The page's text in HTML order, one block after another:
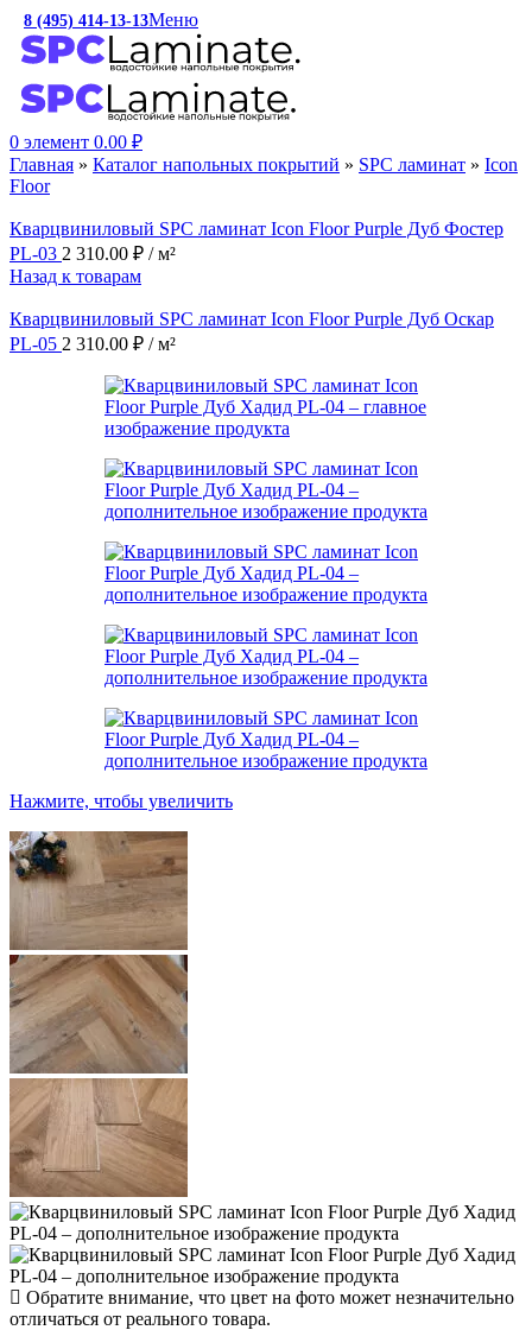
8 (495) 414-13-13Меню
0 элемент 0.00 ₽
Главная » Каталог напольных покрытий » SPC ламинат » Icon
Floor
Кварцвиниловый SPC ламинат Icon Floor Purple Дуб Фостер
PL-03 2 310.00 ₽ / м²
Назад к товарам
Кварцвиниловый SPC ламинат Icon Floor Purple Дуб Оскар
PL-05 2 310.00 ₽ / м²
Нажмите, чтобы увеличить
Обратите внимание, что цвет на фото может незначительно
отличаться от реального товара.